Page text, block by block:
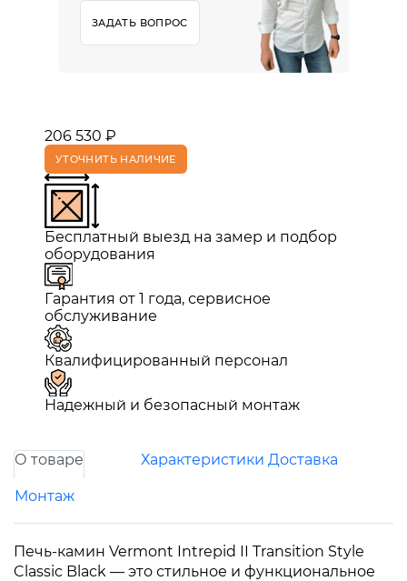
ЗАДАТЬ ВОПРОС
206 530 ₽
УТОЧНИТЬ НАЛИЧИЕ
Бесплатный выезд на замер и подбор
оборудования
Гарантия от 1 года, сервисное
обслуживание
Квалифицированный персонал
Надежный и безопасный монтаж
О товаре Характеристики Доставка
Монтаж
Печь-камин Vermont Intrepid II Transition Style
Classic Black — это стильное и функциональное